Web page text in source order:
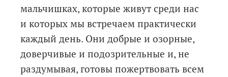
мальчишках, которые живут среди нас
и которых мы встречаем практически
каждый день. Они добрые и озорные,
доверчивые и подозрительные и, не
раздумывая, готовы пожертвовать всем